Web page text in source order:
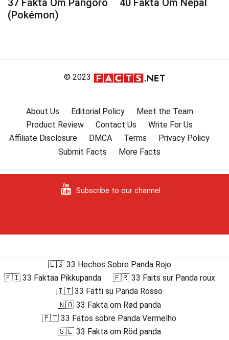
37 Fakta Om Pangoro
(Pokémon)
40 Fakta Om Nepal
© 2023
About Us Editorial Policy
Meet the Team
Product Review
Contact Us
Write For Us
Affiliate Disclosure
DMCA Terms
Privacy Policy
Submit Facts
More Facts
Subscribe to our channel
🇪🇸 33 Hechos Sobre Panda Rojo
🇫🇮 33 Faktaa Pikkupanda
🇫🇷 33 Faits sur Panda roux
🇮🇹 33 Fatti su Panda Rosso
🇳🇴 33 Fakta om Rød panda
🇵🇹 33 Fatos sobre Panda Vermelho
🇸🇪 33 Fakta om Röd panda